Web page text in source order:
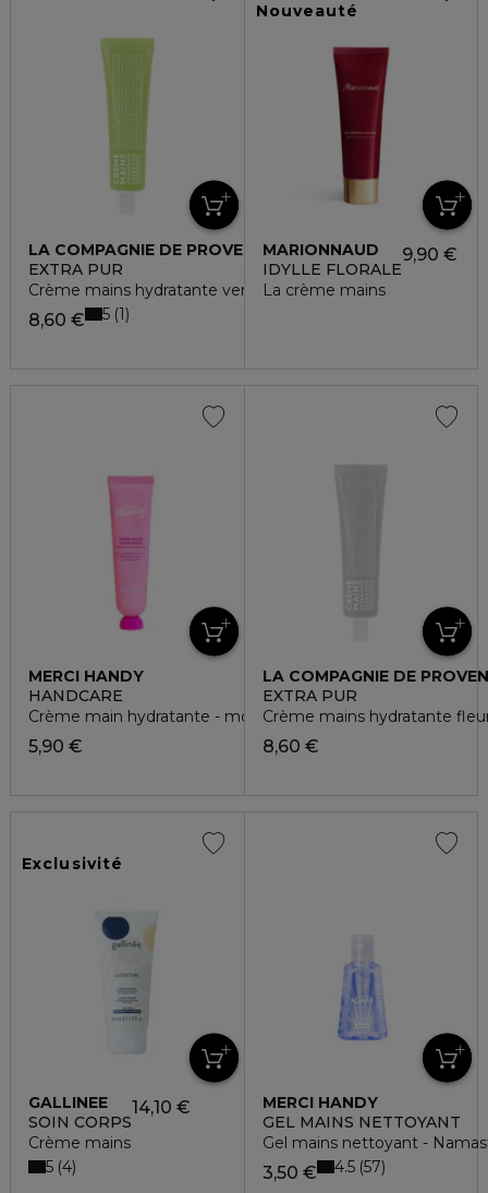
LA COMPAGNIE DE PROVENCE
EXTRA PUR
Crème mains hydratante verveine fraîche
8,60 € 5 1
Nouveauté
MARIONNAUD
IDYLLE FLORALE
La crème mains
9,90 €
MERCI HANDY
HANDCARE
Crème main hydratante - moon
5,90 €
LA COMPAGNIE DE
EXTRA PUR
Crème mains hydratante
8,60 €
Exclusivité
GALLINEE
SOIN CORPS
Crème mains
14,10 €
5 4
MERCI HANDY
GEL MAINS NETTOYANT
Gel mains nettoyant -
3,50 € 4.5 57